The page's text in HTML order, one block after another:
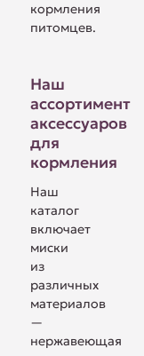
кормления
питомцев.
Наш
ассортимент
аксессуаров
для
кормления
Наш
каталог
включает
миски
из
различных
материалов
—
нержавеющая